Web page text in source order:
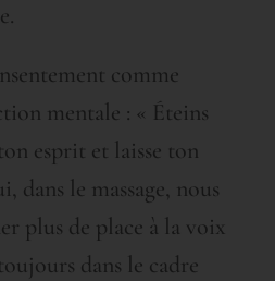
comme
mentale : « Éteins
esprit et laisse ton
dans le massage, nous
plus de place à la voix
dans le cadre